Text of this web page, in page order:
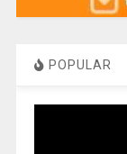
POPULAR